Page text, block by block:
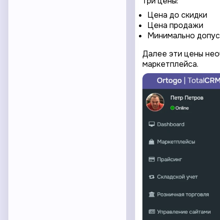
Цена до скидки
Цена продажи
Минимально
Далее эти цены
маркетплейса.